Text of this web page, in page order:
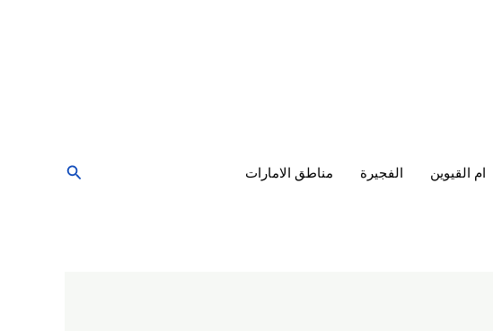
ام القيوين الفجيرة مناطق الامارات البحث